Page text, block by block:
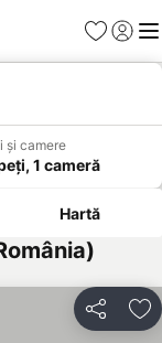
Favorite
și camere
1 cameră
Hartă
Distribuiți